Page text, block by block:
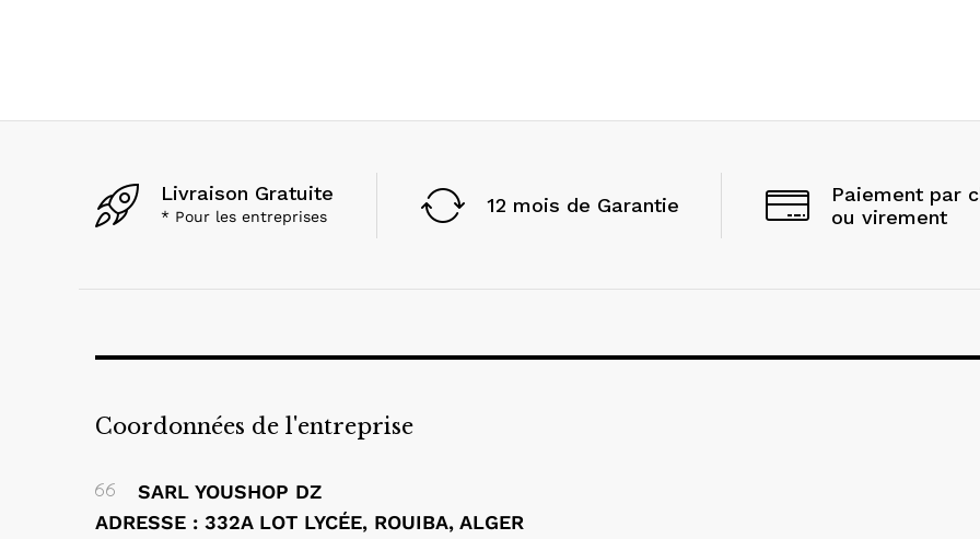
Livraison Gratuite
* Pour les entreprises 12 mois de Garantie
Paiement par
ou virement
Coordonnées de l'entreprise
SARL YOUSHOP DZ
ADRESSE : 332A LOT LYCÉE, ROUIBA, ALGER